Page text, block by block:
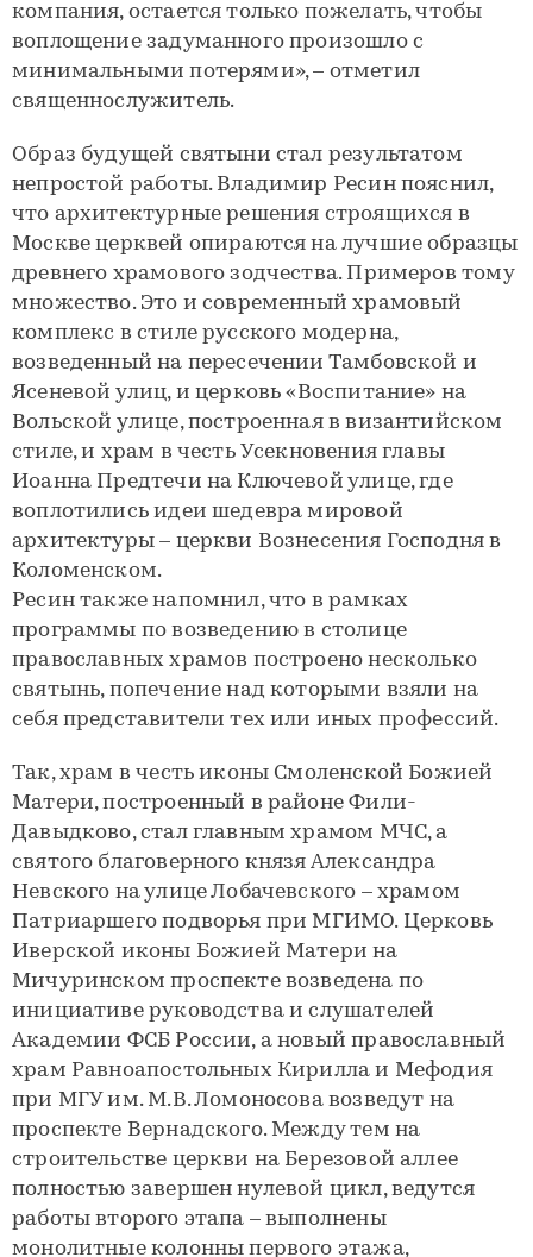
компания, остается только пожелать, чтобы
воплощение задуманного произошло с
минимальными потерями», – отметил
священнослужитель.
Образ будущей святыни стал результатом
непростой работы. Владимир Ресин пояснил,
что архитектурные решения строящихся в
Москве церквей опираются на лучшие образцы
древнего храмового зодчества. Примеров тому
множество. Это и современный храмовый
комплекс в стиле русского модерна,
возведенный на пересечении Тамбовской и
Ясеневой улиц, и церковь «Воспитание» на
Вольской улице, построенная в византийском
стиле, и храм в честь Усекновения главы
Иоанна Предтечи на Ключевой улице, где
воплотились идеи шедевра мировой
архитектуры – церкви Вознесения Господня в
Коломенском.
Ресин также напомнил, что в рамках
программы по возведению в столице
православных храмов построено несколько
святынь, попечение над которыми взяли на
себя представители тех или иных профессий.
Так, храм в честь иконы Смоленской Божией
Матери, построенный в районе Фили-
Давыдково, стал главным храмом МЧС, а
святого благоверного князя Александра
Невского на улице Лобачевского – храмом
Патриаршего подворья при МГИМО. Церковь
Иверской иконы Божией Матери на
Мичуринском проспекте возведена по
инициативе руководства и слушателей
Академии ФСБ России, а новый православный
храм Равноапостольных Кирилла и Мефодия
при МГУ им. М.В. Ломоносова возведут на
проспекте Вернадского. Между тем на
строительстве церкви на Березовой аллее
полностью завершен нулевой цикл, ведутся
работы второго этапа – выполнены
монолитные колонны первого этажа,